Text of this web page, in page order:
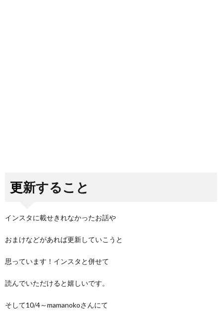
更新すること
インスタに載せきれなかったお話や
おまけなどがあれば更新していこうと
思っています！インスタと併せて
読んでいただけると嬉しいです。
そして10/4～mamanokoさんにて